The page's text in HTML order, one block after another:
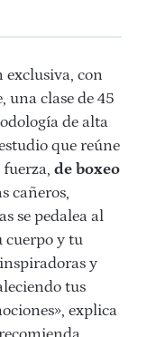
exclusiva, con
una clase de 45
de alta
que reúne
de boxeo
cañeros,
se pedalea al
cuerpo y tu
y
tus
explica